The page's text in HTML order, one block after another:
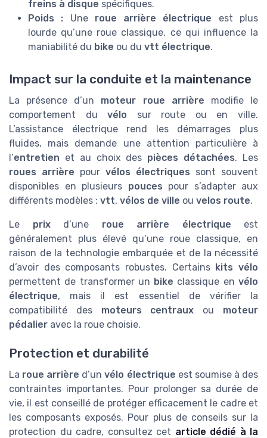
freins à disque spécifiques.
Poids : Une roue arrière électrique est plus
lourde qu’une roue classique, ce qui influence la
maniabilité du bike ou du vtt électrique.
Impact sur la conduite et la maintenance
La présence d’un moteur roue arrière modifie le
comportement duvélo sur route ou en ville.
L’assistance électrique rend les démarrages plus
fluides, mais demande une attention particulière à
l’entretien et au choix des pièces détachées. Les
roues arrière pour vélos électriques sont souvent
disponibles en plusieurs pouces pour s’adapter aux
différents modèles : vtt, vélos de ville ou velos route.
Le prixd’une roue arrière électrique est
généralement plus élevé qu’une roue classique, en
raison de la technologie embarquée et de la nécessité
d’avoir des composants robustes. Certains kits vélo
permettent de transformer un bike classique envélo
électrique, mais il est essentiel de vérifier la
compatibilité des moteurs centraux ou moteur
pédalier avec la roue choisie.
Protection et durabilité
La roue arrière d’unvélo électrique est soumise à des
contraintes importantes. Pour prolonger sa durée de
vie, il est conseillé de protéger efficacement le cadre et
les composants exposés. Pour plus de conseils sur la
protection du cadre, consultez cet article dédié à la